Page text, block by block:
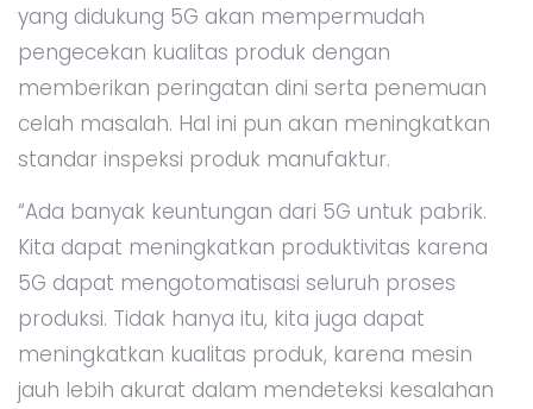
yang didukung 5G akan mempermudah
pengecekan kualitas produk dengan
memberikan peringatan dini serta penemuan
celah masalah. Hal ini pun akan meningkatkan
standar inspeksi produk manufaktur.
“Ada banyak keuntungan dari 5G untuk pabrik.
Kita dapat meningkatkan produktivitas karena
5G dapat mengotomatisasi seluruh proses
produksi. Tidak hanya itu, kita juga dapat
meningkatkan kualitas produk, karena mesin
jauh lebih akurat dalam mendeteksi kesalahan